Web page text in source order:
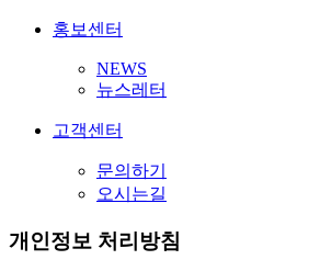
홍보센터
NEWS
뉴스레터
고객센터
문의하기
오시는길
개인정보 처리방침